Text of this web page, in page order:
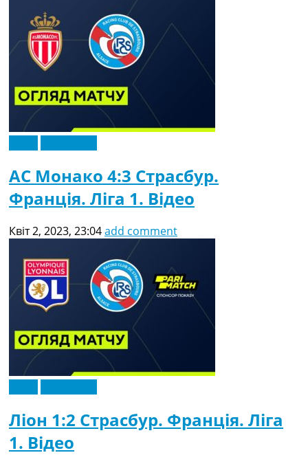
АС Монако 4:3 Страсбур.
Франція. Ліга 1. Відео
Квіт 2, 2023, 23:04add comment
Ліон 1:2 Страсбур. Франція. Ліга
1. Відео